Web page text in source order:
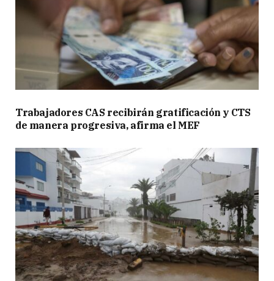
Trabajadores CAS recibirán gratificación y CTS
de manera progresiva, afirma el MEF